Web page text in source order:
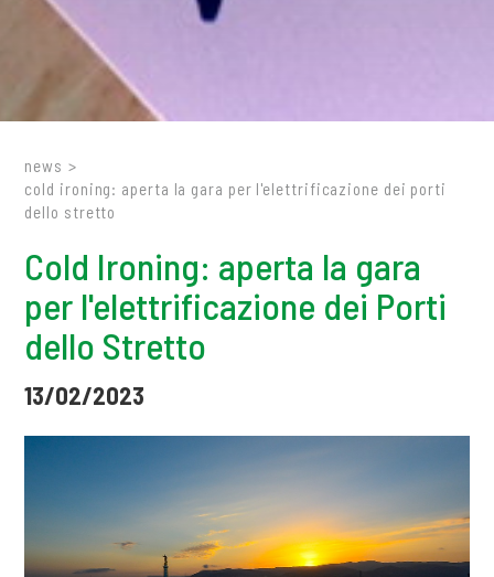
news >
cold ironing: aperta la gara per l'elettrificazione dei porti
dello stretto
Cold Ironing: aperta la gara
per l'elettrificazione dei Porti
dello Stretto
13/02/2023